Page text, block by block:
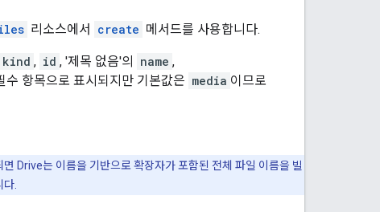
리소스에서 create 메서드를 사용합니다.
kind , id , '제목 없음'의 name ,
수 항목으로 표시되지만 기본값은 media 이므로
Drive는 이름을 기반으로 확장자가 포함된 전체 파일 이름을 빌
.